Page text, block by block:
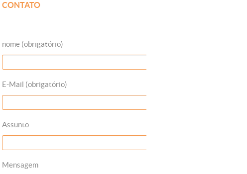
CONTATO
nome (obrigatório)
E-Mail (obrigatório)
Assunto
Mensagem